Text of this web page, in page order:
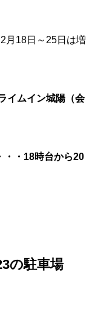
月18日～25日は増
イムイン城陽（会
・・18時台から20
の駐車場